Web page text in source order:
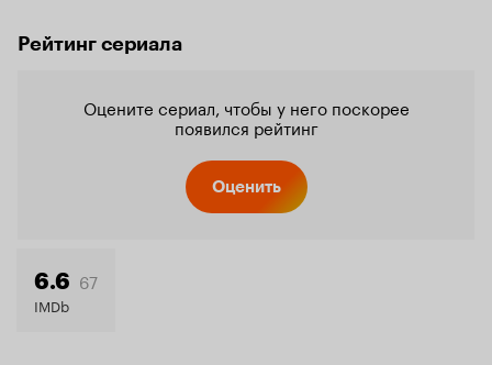
Рейтинг сериала
Оцените сериал, чтобы у него поскорее
появился рейтинг
Оценить
6.6 67
IMDb